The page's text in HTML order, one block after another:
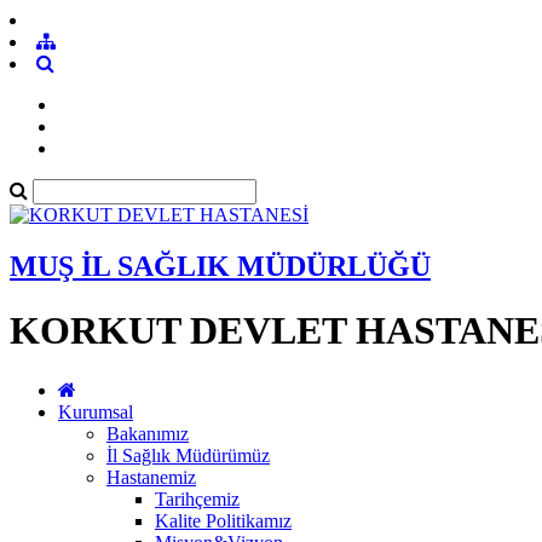
MUŞ İL SAĞLIK MÜDÜRLÜĞÜ
KORKUT DEVLET
Kurumsal
Bakanımız
İl Sağlık Müdürümüz
Hastanemiz
Tarihçemiz
Kalite Politikamız